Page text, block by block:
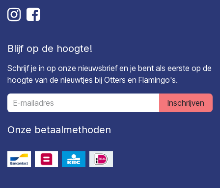
Blijf op de hoogte!
Schrijf je in op onze nieuwsbrief en je bent als eerste op de
hoogte van de nieuwtjes bij Otters en Flamingo's.
Inschrijven
Onze betaalmethoden